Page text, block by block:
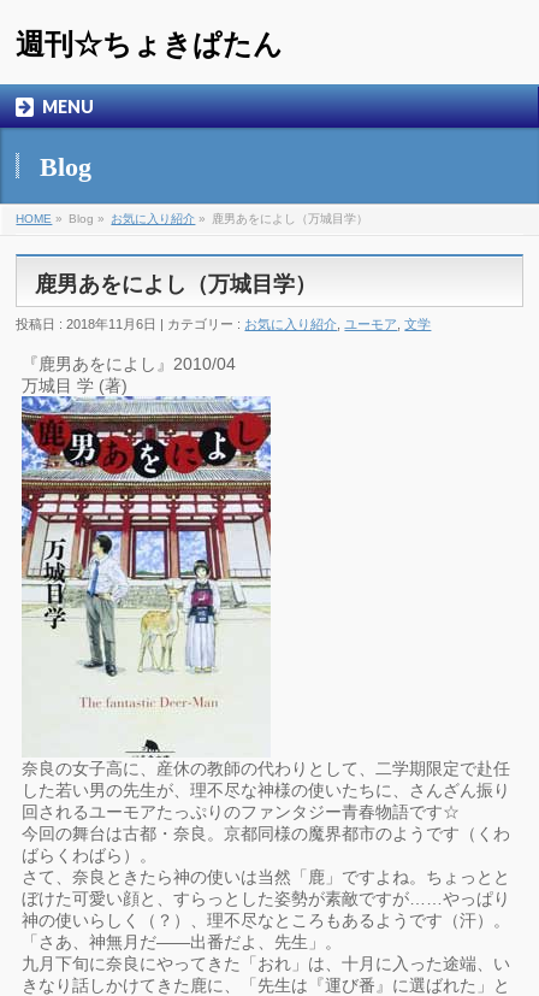
週刊☆ちょきぱたん
MENU
Blog
HOME » Blog » お気に入り紹介 » 鹿男あをによし（万城目学）
鹿男あをによし（万城目学）
投稿日 : 2018年11月6日 | カテゴリー : お気に入り紹介 ユーモア ,文学
『鹿男あをによし』2010/04
万城目 学 (著)
奈良の女子高に、産休の教師の代わりとして、二学期限定で赴任
した若い男の先生が、理不尽な神様の使いたちに、さんざん振り
回されるユーモアたっぷりのファンタジー青春物語です☆
今回の舞台は古都・奈良。京都同様の魔界都市のようです（くわ
ばらくわばら）。
さて、奈良ときたら神の使いは当然「鹿」ですよね。ちょっとと
ぼけた可愛い顔と、すらっとした姿勢が素敵ですが……やっぱり
神の使いらしく（？）、理不尽なところもあるようです（汗）。
「さあ、神無月だ――出番だよ、先生」。
九月下旬に奈良にやってきた「おれ」は、十月に入った途端、い
きなり話しかけてきた鹿に、「先生は『運び番』に選ばれた」と